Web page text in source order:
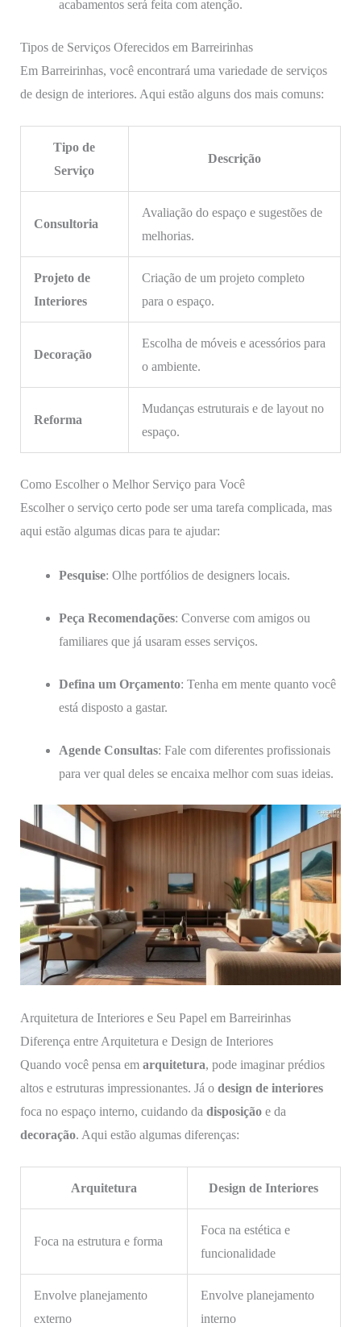
acabamentos será feita com atenção.
Tipos de Serviços Oferecidos em Barreirinhas
Em Barreirinhas, você encontrará uma variedade de serviços
de design de interiores. Aqui estão alguns dos mais comuns:
Tipo de
Serviço
Descrição
Consultoria
Avaliação do espaço e sugestões de
melhorias.
Projeto de
Interiores
Criação de um projeto completo
para o espaço.
Decoração
Escolha de móveis e acessórios para
o ambiente.
Reforma
Mudanças estruturais e de layout no
espaço.
Como Escolher o Melhor Serviço para Você
Escolher o serviço certo pode ser uma tarefa complicada, mas
aqui estão algumas dicas para te ajudar:
Pesquise: Olhe portfólios de designers locais.
Peça Recomendações: Converse com amigos ou
familiares que já usaram esses serviços.
Defina um Orçamento: Tenha em mente quanto você
está disposto a gastar.
Agende Consultas: Fale com diferentes profissionais
para ver qual deles se encaixa melhor com suas ideias.
Arquitetura de Interiores e Seu Papel em Barreirinhas
Diferença entre Arquitetura e Design de Interiores
Quando você pensa em arquitetura, pode imaginar prédios
altos e estruturas impressionantes. Já o design de interiores
foca no espaço interno, cuidando da disposiçãoe da
decoração. Aqui estão algumas diferenças:
Arquitetura Design de Interiores
Foca na estrutura e forma
Foca na estética e
funcionalidade
Envolve planejamento
externo
Envolve planejamento
interno